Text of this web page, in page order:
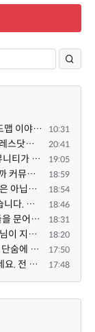
https://joinmastodon.org/ko/roadmap 로드맵 이야기가 나온김에 적자면 공홈에 대략적인 로드맵이 공개되어... 10:31
워드프레스도 설치형 버전과 SaaS 버전(워드프레스닷컴)은 다른 점이 많습니다. SaaS로 제공한다면 GPL 라이... 20:41
MANIA + 말씀하시는것 같네요! 8개 정도의 커뮤니티가 저 MANIA+ 기반으로 구축된거로 알고 있습니다. SaaS ... 19:05
그러고 보면 위폴인가요? 거기는 하단바를 보니까 커뮤니티 빌딩 SaaS 솔루션을 사용하고 있는거 같더라고요... 18:59
네 조언 감사드립니다. 보신 것 그대로 틀린 말씀은 아닙니다. 다만, 배포한 것에 대해 흥미가 떨어져서 뒷... 18:54
네 그런 부분으로 이어질만한 내용은 삭제 하였습니다. 불편을 드려 죄송합니다. 저희는 비즈니스 완성할 수... 18:46
바이브코딩을 하면서 짧은 시간동안 많은 자료들을 문어발식 확장하면서 이미 배포한것에대한 흥미가 떨어지... 18:31
서로 날을 세우시는 듯한 모습이 안타깝네요.. 곰님이 지금까지 이끌어주셨던것처럼 안정적인 코어도 필요하... 18:20
글 전부 봐도 뭐가 뭔지 모르는 글 그래서 아래위 단숨에 쭈욱 훝어만 보고 말았지만 참 대단한 정성이예요.... 17:50
짠스튜디오님이 오랫만에 짜잔 짠! 글 올려주셨네요. 전 봐도 잘 모르는 내용이지만 그래도 응원드려요. 17:48